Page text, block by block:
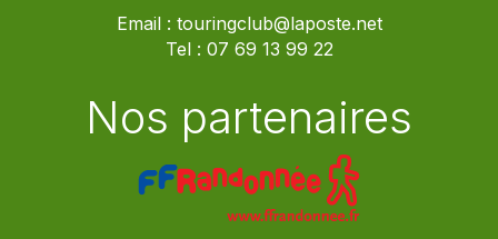
Email : touringclub@laposte.net
Tel : 07 69 13 99 22
Nos partenaires